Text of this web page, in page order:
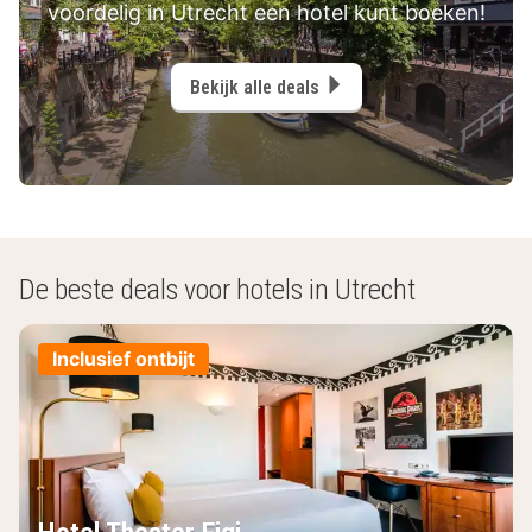
voordelig in Utrecht een hotel kunt boeken!
Bekijk alle deals
De beste deals voor hotels in Utrecht
Inclusief ontbijt